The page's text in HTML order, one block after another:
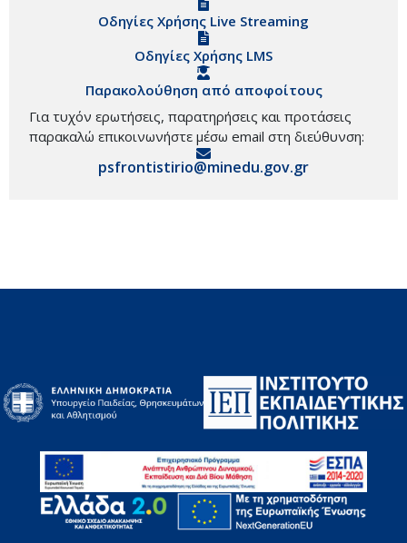
Οδηγίες Χρήσης Live Streaming
Οδηγίες Χρήσης LMS
Παρακολούθηση από αποφοίτους
Για τυχόν ερωτήσεις, παρατηρήσεις και προτάσεις
παρακαλώ επικοινωνήστε μέσω email στη διεύθυνση:
psfrontistirio@minedu.gov.gr